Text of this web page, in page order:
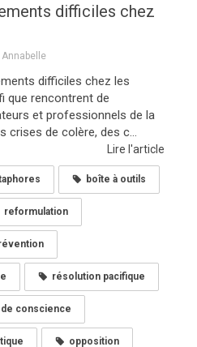
difficiles chez
difficiles chez les
que rencontrent de
et professionnels de la
crises de colère, des c...
Lire l'article
boîte à outils
reformulation
résolution pacifique
conscience
opposition